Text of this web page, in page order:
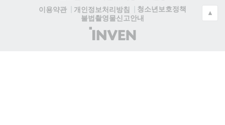
이용약관
개인정보처리방침
청소년보호정책
불법촬영물신고안내
(주)
인
▲